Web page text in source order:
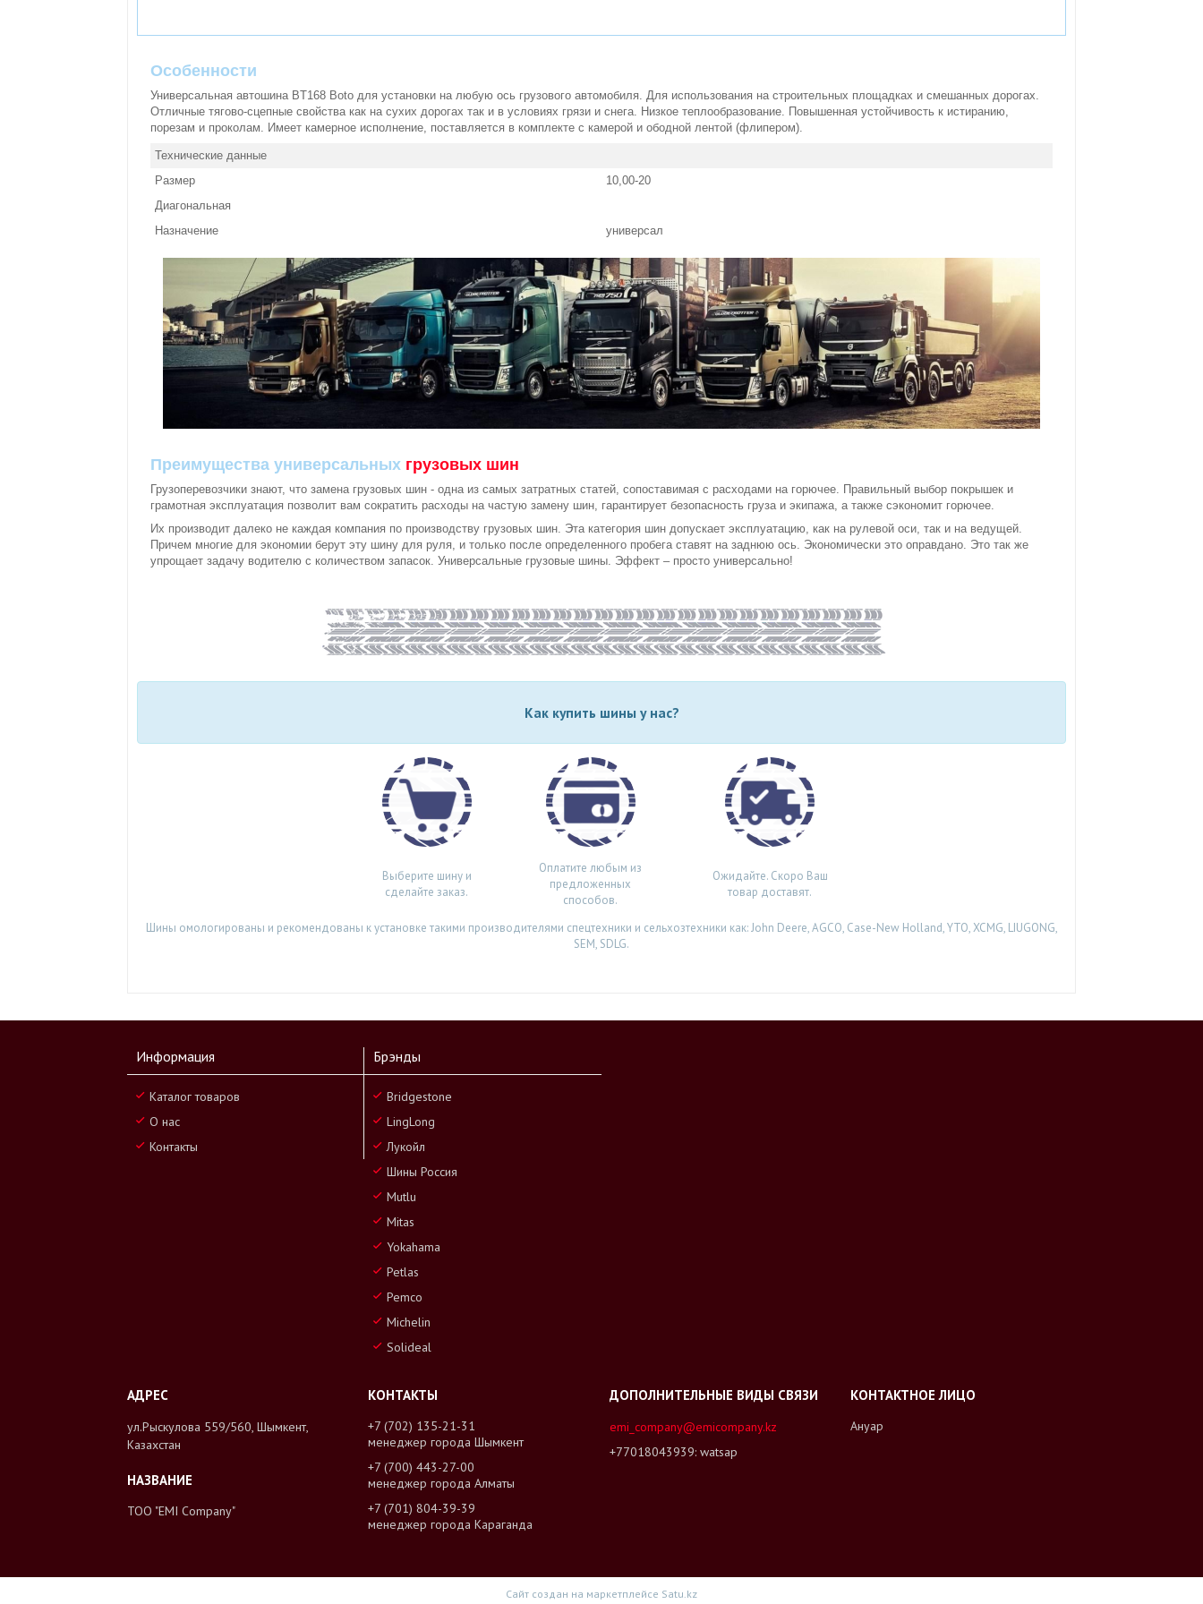
Особенности
Универсальная автошина BT168 Boto для установки на любую ось грузового автомобиля. Для использования на строительных площадках и смешанных дорогах.
Отличные тягово-сцепные свойства как на сухих дорогах так и в условиях грязи и снега. Низкое теплообразование. Повышенная устойчивость к истиранию,
порезам и проколам. Имеет камерное исполнение, поставляется в комплекте с камерой и ободной лентой (флипером).
Технические данные
Размер
10,00-20
Диагональная
Назначение
универсал
Преимущества универсальных грузовых шин
Грузоперевозчики знают, что замена грузовых шин - одна из самых затратных статей, сопоставимая с расходами на горючее. Правильный выбор покрышек и
грамотная эксплуатация позволит вам сократить расходы на частую замену шин, гарантирует безопасность груза и экипажа, а также сэкономит горючее.
Их производит далеко не каждая компания по производству грузовых шин. Эта категория шин допускает эксплуатацию, как на рулевой оси, так и на ведущей.
Причем многие для экономии берут эту шину для руля, и только после определенного пробега ставят на заднюю ось. Экономически это оправдано. Это так же
упрощает задачу водителю с количеством запасок. Универсальные грузовые шины. Эффект – просто универсально!
Как купить шины у нас?
Выберите шину и
сделайте заказ.
Оплатите любым из
предложенных
способов.
Ожидайте. Скоро Ваш
товар доставят.
Шины омологированы и рекомендованы к установке такими производителями спецтехники и сельхозтехники как: John Deere, AGCO, Case-New Holland, YTO, XCMG, LIUGONG,
SEM, SDLG.
Информация
Каталог товаров
О нас
Контакты
Брэнды
Bridgestone
LingLong
Лукойл
Шины Россия
Mutlu
Mitas
Yokahama
Petlas
Pemco
Michelin
Solideal
ул.Рыскулова 559/560, Шымкент,
Казахстан
ТОО "EMI Company"
+7 (702) 135-21-31
менеджер города Шымкент
+7 (700) 443-27-00
менеджер города Алматы
+7 (701) 804-39-39
менеджер города Караганда
emi_company@emicompany.kz
+77018043939 watsap
Ануар
Сайт создан на маркетплейсе Satu.kz